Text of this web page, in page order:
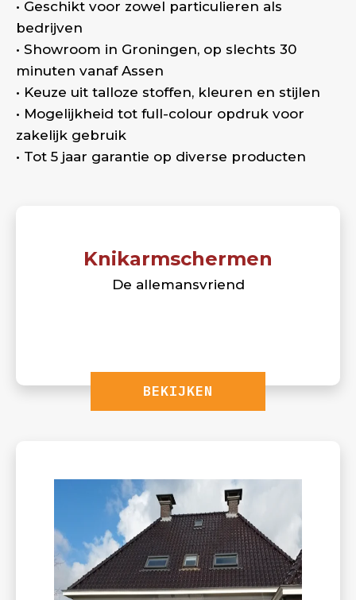
• Geschikt voor zowel particulieren als
bedrijven
• Showroom in Groningen, op slechts 30
minuten vanaf Assen
• Keuze uit talloze stoffen, kleuren en stijlen
• Mogelijkheid tot full-colour opdruk voor
zakelijk gebruik
• Tot 5 jaar garantie op diverse producten
Knikarmschermen
De allemansvriend
BEKIJKEN